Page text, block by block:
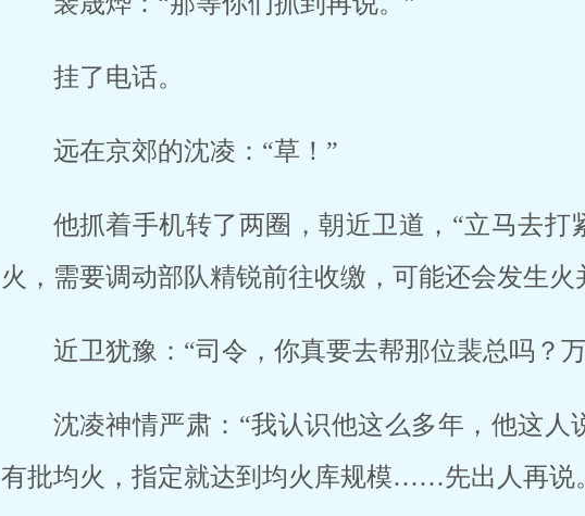
挂了电话。
远在京郊的沈凌：“草！”
他抓着手机转了两圈，朝近卫道，“立马去打
火，需要调动部队精锐前往收缴，可能还会发生火
近卫犹豫：“司令，你真要去帮那位裴总吗？
沈凌神情严肃：“我认识他这么多年，他这
有批均火，指定就达到均火库规模……先出人再说